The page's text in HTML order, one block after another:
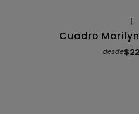
Cuadro
desde